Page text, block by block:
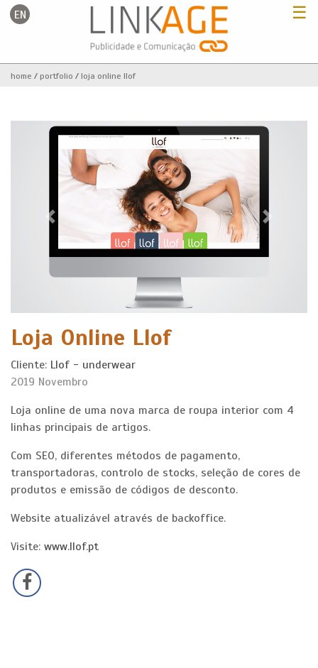
EN
Home
Portfolio
Blog
Contactos
pEÇA-
NOS
☰
home portfolio loja online llof
Previous Next
Loja Online Llof
Cliente: Llof - underwear
2019 Novembro
Loja online de uma nova marca de roupa interior com 4
linhas principais de artigos.
Com SEO, diferentes métodos de pagamento,
transportadoras, controlo de stocks, seleção de cores de
produtos e emissão de códigos de desconto.
Website atualizável através de backoffice.
Visite: www.llof.pt